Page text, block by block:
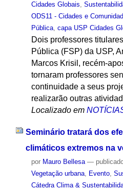
Cidades Globais,
ODS11 - Cidades e
Pública, capa USP Cidades
Dois professores
Pública (FSP) da USP,
Marcos Krisil, recém-
tornaram professores
continuidade a seus
realizarão outras
Localizado em
Seminário tratará dos
climáticos extremos na
por Mauro Bellesa —
Vegetação urbana, Evento,
Cátedra Clima &